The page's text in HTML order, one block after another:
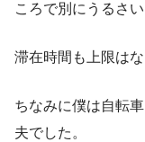
ころで別にうるさ
滞在時間も上限は
ちなみに僕は自転
夫でした。